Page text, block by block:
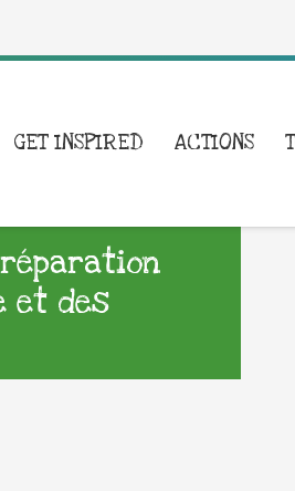
GET INSPIRED ACTIONS
et des